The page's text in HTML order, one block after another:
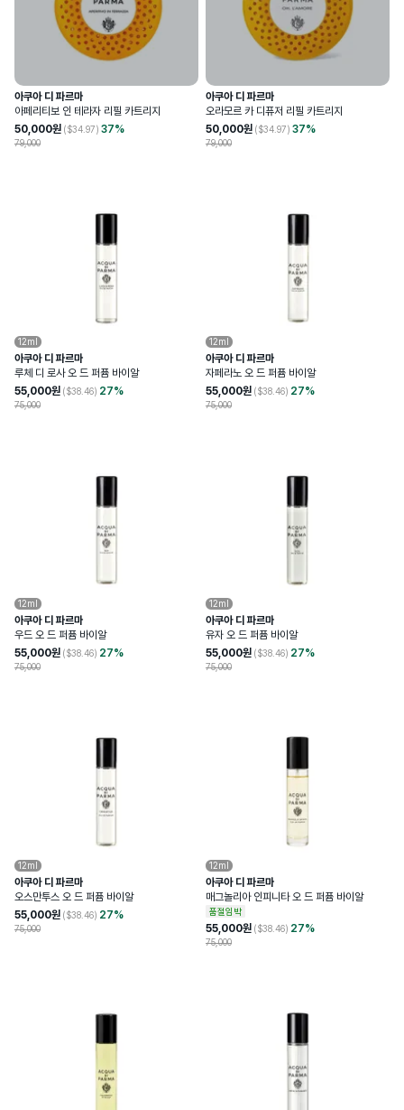
아쿠아 디 파르마
아페리티보 인 테라자 리필 카트리지
50,000원 ($34.97) 37%
79,000
아쿠아 디 파르마
오라모르 카 디퓨저 리필 카트리지
50,000원 ($34.97) 37%
79,000
12ml
아쿠아 디 파르마
루체 디 로사 오 드 퍼퓸 바이알
55,000원 ($38.46) 27%
75,000
12ml
아쿠아 디 파르마
자페라노 오 드 퍼퓸 바이알
55,000원 ($38.46) 27%
75,000
12ml
아쿠아 디 파르마
우드 오 드 퍼퓸 바이알
55,000원 ($38.46) 27%
75,000
12ml
아쿠아 디 파르마
유자 오 드 퍼퓸 바이알
55,000원 ($38.46) 27%
75,000
12ml
아쿠아 디 파르마
오스만투스 오 드 퍼퓸 바이알
55,000원 ($38.46) 27%
75,000
12ml
아쿠아 디 파르마
매그놀리아 인피니타 오 드 퍼퓸 바이알
품절임박
55,000원 ($38.46) 27%
75,000